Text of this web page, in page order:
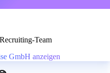
Team
GmbH anzeigen